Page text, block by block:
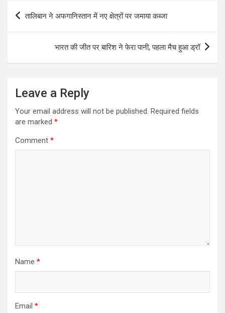
Post
तालिबान ने अफगानिस्तान में नए क्षेत्रों पर जमाया कब्जा
भारत की जीत पर बारिश ने फेरा पानी, पहला मैच हुआ ड्रॉ
Leave a Reply
Your email address will not be published. Required fields
are marked *
Comment *
Name *
Email *